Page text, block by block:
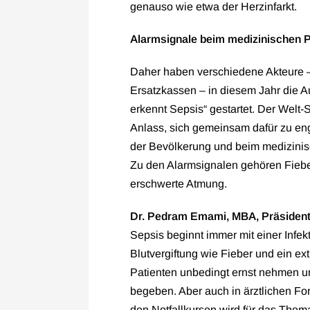
genauso wie etwa der Herzinfarkt.
Alarmsignale beim medizinischen
Daher haben verschiedene Akteure
Ersatzkassen – in diesem Jahr die
erkennt Sepsis“ gestartet. Der
Anlass, sich gemeinsam dafür zu
der Bevölkerung und beim
Zu den Alarmsignalen gehören
erschwerte Atmung.
Dr. Pedram Emami, MBA,
Sepsis beginnt immer mit einer
Blutvergiftung wie Fieber und ein
Patienten unbedingt ernst nehmen
begeben. Aber auch in ärztlichen